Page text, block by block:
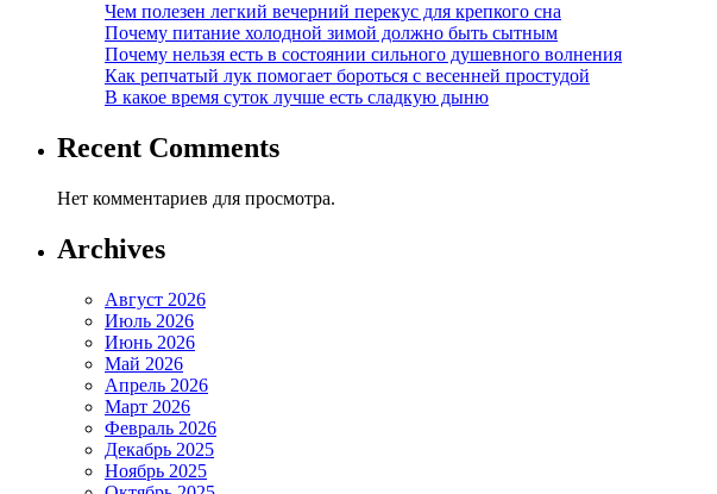
Чем полезен легкий вечерний перекус для крепкого сна
Почему питание холодной зимой должно быть сытным
Почему нельзя есть в состоянии сильного душевного волнения
Как репчатый лук помогает бороться с весенней простудой
В какое время суток лучше есть сладкую дыню
Recent Comments
Нет комментариев для просмотра.
Archives
Август 2026
Июль 2026
Июнь 2026
Май 2026
Апрель 2026
Март 2026
Февраль 2026
Декабрь 2025
Ноябрь 2025